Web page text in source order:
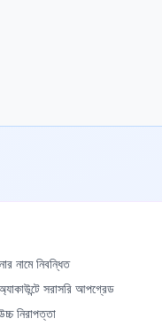
নামে নিবন্ধিত
সরাসরি আপগ্রেড
নিরাপত্তা